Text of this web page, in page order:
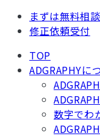
まずは無料相
修正依頼受付
TOP
ADGRAPHYに
数字でわ